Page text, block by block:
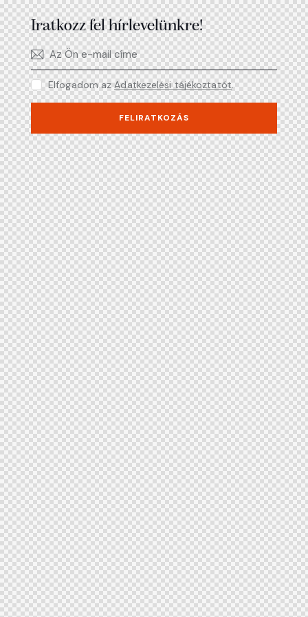
Iratkozz fel hírlevelünkre!
FELIRATKOZÁS
Elfogadom azAdatkezelési tájékoztatót.